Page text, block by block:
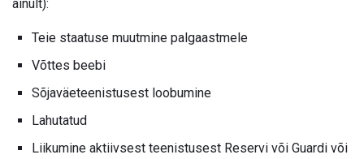
ainult):
Teie staatuse muutmine palgaastmele
Võttes beebi
Sõjaväeteenistusest loobumine
Lahutatud
Liikumine aktiivsest teenistusest Reservi või Guardi või